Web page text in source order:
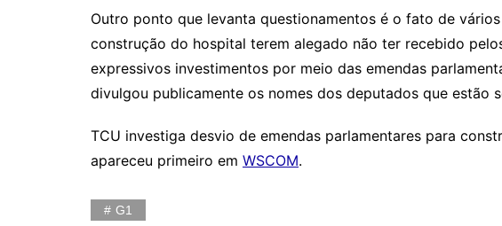
Outro ponto que levanta questionamentos é o fato de
construção do hospital terem alegado não ter recebido
expressivos investimentos por meio das emendas
divulgou publicamente os nomes dos deputados que estão
TCU investiga desvio de emendas parlamentares para
apareceu primeiro em WSCOM.
G1